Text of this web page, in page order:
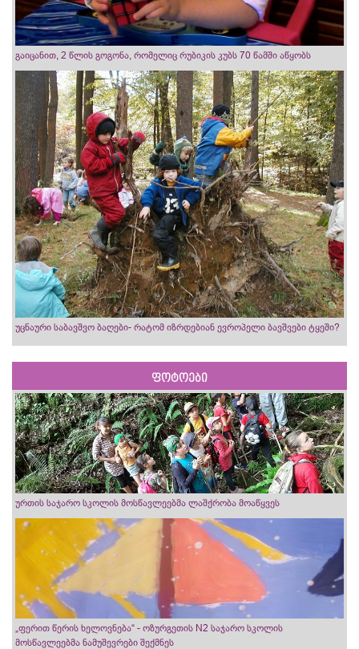
გაიცანით, 2 წლის გოგონა, რომელიც რუბიკის კუბს 70 წამში აწყობს
უცნაური საბავშვო ბაღები- რატომ იზრდებიან ევროპელი ბავშვები ტყეში?
ფოტოები
ურთის საჯარო სკოლის მოსწავლეებმა ლაშქრობა მოაწყვეს
„ფერით წერის ხელოვნება“ - ოზურგეთის N2 საჯარო სკოლის
მოსწავლეებმა ნამუშევრები შექმნეს